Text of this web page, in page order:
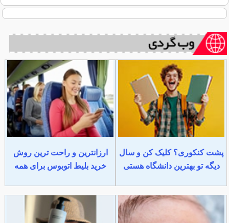
پشت کنکوری؟ کلیک کن و سال
دیگه تو بهترین دانشگاه هستی
ارزانترین و راحت ترین روش
خرید بلیط اتوبوس برای همه